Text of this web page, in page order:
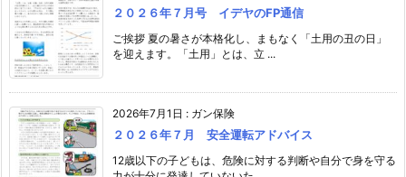
２０２６年７月号 イデヤのFP通信
ご挨拶 夏の暑さが本格化し、まもなく「土用の丑の日」
を迎えます。「土用」とは、立 ...
2026年7月1日 : ガン保険
２０２６年７月 安全運転アドバイス
12歳以下の子どもは、危険に対する判断や自分で身を守る